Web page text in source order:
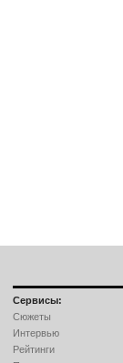
Сервисы:
Сюжеты
Интервью
Рейтинги